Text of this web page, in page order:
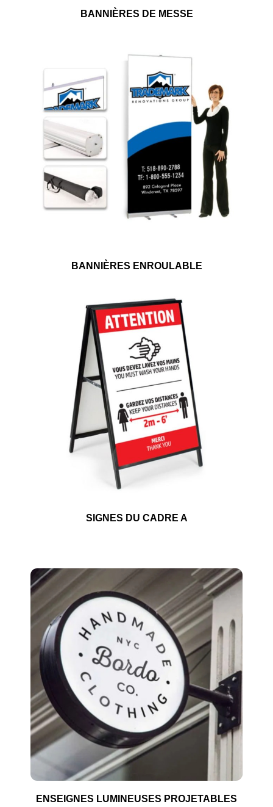
BANNIÈRES DE MESSE
BANNIÈRES ENROULABLE
SIGNES DU CADRE A
ENSEIGNES LUMINEUSES PROJETABLES